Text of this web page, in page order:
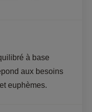
à base
aux besoins
euphèmes.